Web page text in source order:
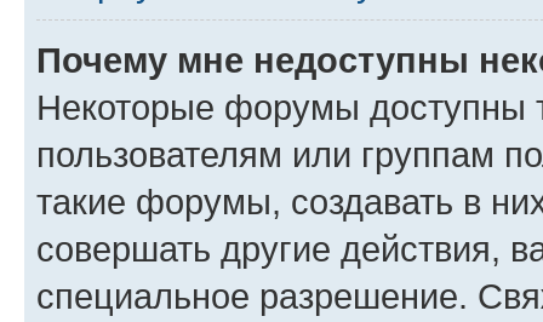
Почему мне недоступны
Некоторые форумы доступны
пользователям или группам
такие форумы, создавать в
совершать другие действия,
специальное разрешение.